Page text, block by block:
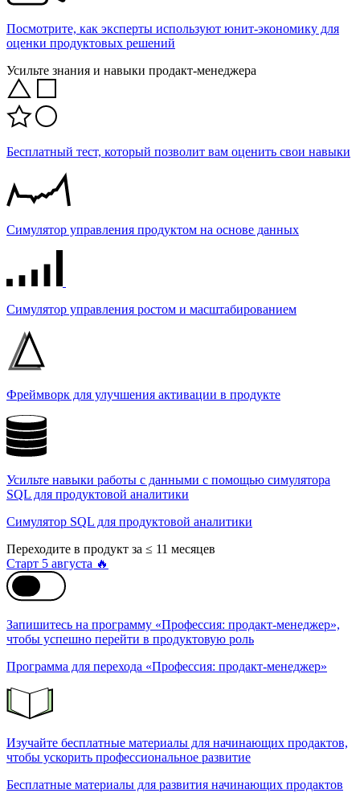
Посмотрите, как эксперты используют юнит-экономику для
оценки продуктовых решений
Усильте знания и навыки продакт-менеджера
Бесплатный тест, который позволит вам оценить свои навыки
Симулятор управления продуктом на основе данных
Симулятор управления ростом и масштабированием
Фреймворк для улучшения активации в продукте
Усильте навыки работы с данными с помощью симулятора
SQL для продуктовой аналитики
Симулятор SQL для продуктовой аналитики
Переходите в продукт за ≤ 11 месяцев
Старт 5 августа 🔥
Запишитесь на программу «Профессия: продакт-менеджер»,
чтобы успешно перейти в продуктовую роль
Программа для перехода «Профессия: продакт-менеджер»
Изучайте бесплатные материалы для начинающих продактов,
чтобы ускорить профессиональное развитие
Бесплатные материалы для развития начинающих продактов